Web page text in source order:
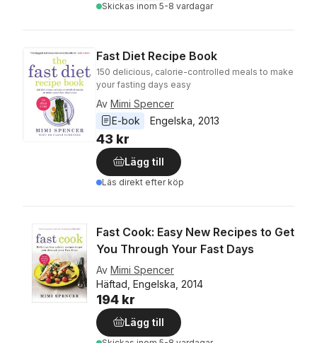
Skickas inom 5-8 vardagar
Fast Diet Recipe Book
150 delicious, calorie-controlled meals to make
your fasting days easy
Av Mimi Spencer
E-bok
Engelska 2013
43 kr
Lägg till
Läs direkt efter köp
Fast Cook: Easy New Recipes to Get
You Through Your Fast Days
Av Mimi Spencer
Häftad, Engelska, 2014
194 kr
Lägg till